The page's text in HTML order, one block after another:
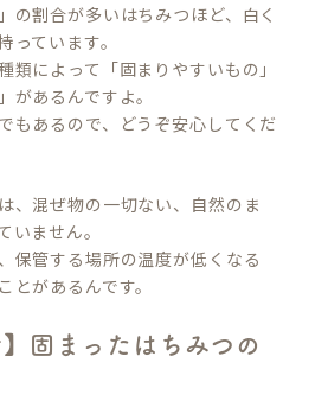
の割合が多いはちみつほど、白く
ています。
類によって「固まりやすいもの」
があるんですよ。
もあるので、どうぞ安心してくだ
、混ぜ物の一切ない、自然のま
いません。
保管する場所の温度が低くなる
とがあるんです。
】固まったはちみつの